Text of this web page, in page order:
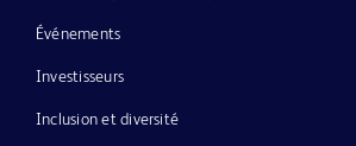
Événements
Investisseurs
Inclusion et diversité